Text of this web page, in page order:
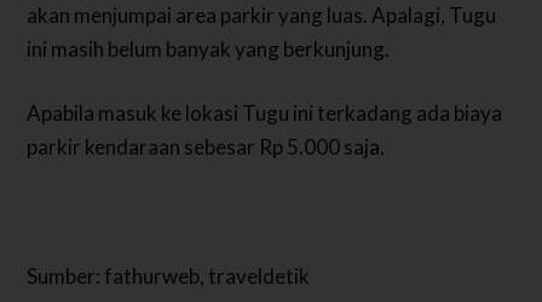
akan menjumpai area parkir yang luas. Apalagi, Tugu
ini masih belum banyak yang berkunjung.
Apabila masuk ke lokasi Tugu ini terkadang ada biaya
parkir kendaraan sebesar Rp 5.000 saja.
Sumber: fathurweb, traveldetik